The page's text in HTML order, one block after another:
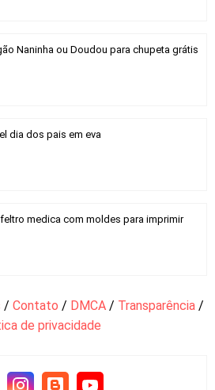
Naninha ou Doudou para chupeta grátis
dia dos pais em eva
medica com moldes para imprimir
/ Contato / DMCA / Transparência /
de privacidade